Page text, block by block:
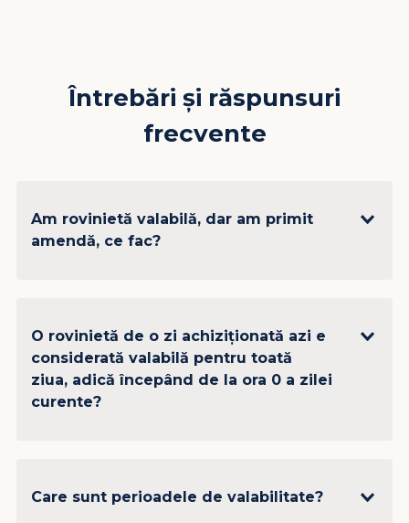
Întrebări și răspunsuri
frecvente
Am rovinietă valabilă, dar am primit
amendă, ce fac?
O rovinietă de o zi achiziționată azi e
considerată valabilă pentru toată
ziua, adică începând de la ora 0 a zilei
curente?
Care sunt perioadele de valabilitate?